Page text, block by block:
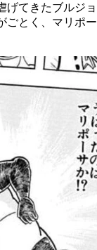
げてきたブルジョ
ごとく、マリポー